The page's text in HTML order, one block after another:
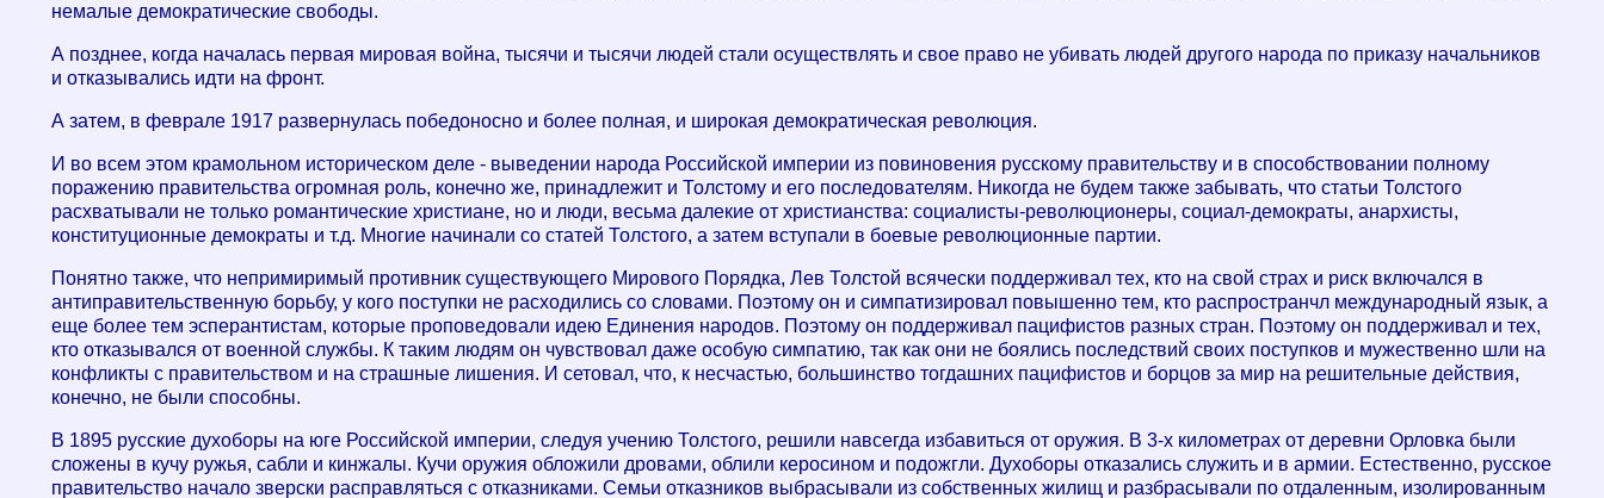
немалые демократические свободы.
А позднее, когда началась первая мировая война, тысячи и тысячи людей стали осуществлять и свое право не убивать людей другого народа по приказу начальников
и отказывались идти на фронт.
А затем, в феврале 1917 развернулась победоносно и более полная, и широкая демократическая революция.
И во всем этом крамольном историческом деле - выведении народа Российской империи из повиновения русскому правительству и в способствовании полному
поражению правительства огромная роль, конечно же, принадлежит и Толстому и его последователям. Никогда не будем также забывать, что статьи Толстого
расхватывали не только романтические христиане, но и люди, весьма далекие от христианства: социалисты-революционеры, социал-демократы, анархисты,
конституционные демократы и т.д. Многие начинали со статей Толстого, а затем вступали в боевые революционные партии.
Понятно также, что непримиримый противник существующего Мирового Порядка, Лев Толстой всячески поддерживал тех, кто на свой страх и риск включался в
антиправительственную борьбу, у кого поступки не расходились со словами. Поэтому он и симпатизировал повышенно тем, кто распространчл международный язык, а
еще более тем эсперантистам, которые проповедовали идею Единения народов. Поэтому он поддерживал пацифистов разных стран. Поэтому он поддерживал и тех,
кто отказывался от военной службы. К таким людям он чувствовал даже особую симпатию, так как они не боялись последствий своих поступков и мужественно шли на
конфликты с правительством и на страшные лишения. И сетовал, что, к несчастью, большинство тогдашних пацифистов и борцов за мир на решительные действия,
конечно, не были способны.
В 1895 русские духоборы на юге Российской империи, следуя учению Толстого, решили навсегда избавиться от оружия. В 3-х километрах от деревни Орловка были
сложены в кучу ружья, сабли и кинжалы. Кучи оружия обложили дровами, облили керосином и подожгли. Духоборы отказались служить и в армии. Естественно, русское
правительство начало зверски расправляться с отказниками. Семьи отказников выбрасывали из собственных жилищ и разбрасывали по отдаленным, изолированным